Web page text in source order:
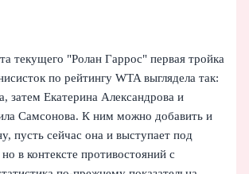
текущего "Ролан Гаррос" первая тройка
по рейтингу WTA выглядела так:
затем Екатерина Александрова и
Самсонова. К ним можно добавить и
пусть сейчас она и выступает под
в контексте противостояний с